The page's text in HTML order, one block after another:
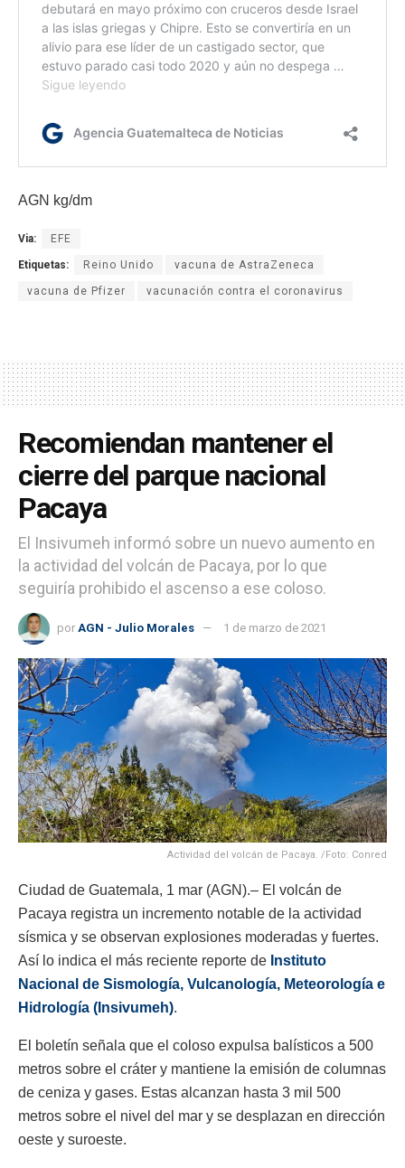
AGN kg/dm
Via: EFE
Etiquetas: Reino Unido vacuna de AstraZeneca
vacuna de Pfizer vacunación contra el coronavirus
Recomiendan mantener el
cierre del parque nacional
Pacaya
El Insivumeh informó sobre un nuevo aumento en
la actividad del volcán de Pacaya, por lo que
seguiría prohibido el ascenso a ese coloso.
por AGN - Julio Morales 1 de marzo de 2021
Actividad del volcán de Pacaya. /Foto: Conred
Ciudad de Guatemala, 1 mar (AGN).– El volcán de
Pacaya registra un incremento notable de la actividad
sísmica y se observan explosiones moderadas y fuertes.
Así lo indica el más reciente reporte de Instituto
Nacional de Sismología, Vulcanología, Meteorología e
Hidrología (Insivumeh).
El boletín señala que el coloso expulsa balísticos a 500
metros sobre el cráter y mantiene la emisión de columnas
de ceniza y gases. Estas alcanzan hasta 3 mil 500
metros sobre el nivel del mar y se desplazan en dirección
oeste y suroeste.